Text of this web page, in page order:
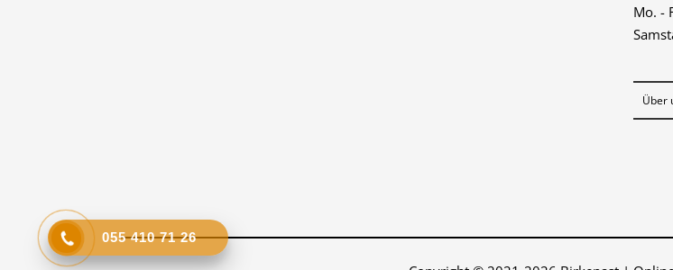
Mo. -
Über
055 410 71 26